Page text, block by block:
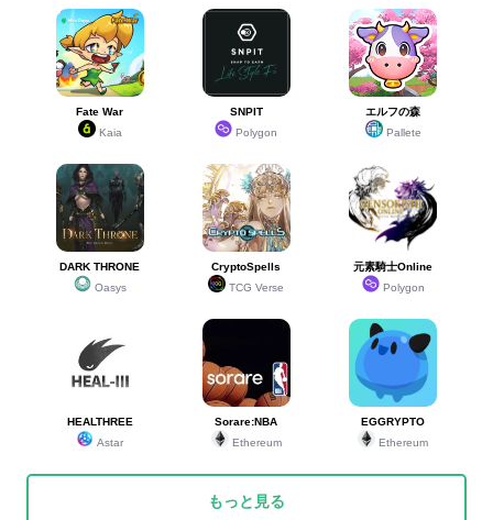
Fate War
Kaia
SNPIT
Polygon
エルフの森
Pallete
DARK THRONE
Oasys
CryptoSpells
TCG Verse
元素騎士Online
Polygon
HEALTHREE
Astar
Sorare:NBA
Ethereum
EGGRYPTO
Ethereum
もっと見る